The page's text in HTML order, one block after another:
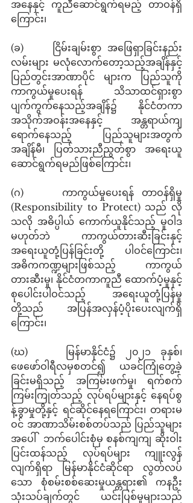
အနေနှင့် ကူညီဆောင်ရွက်ရမည့် တာဝန်ရှိ
ကြောင်း၊
(ခ)     ငြိမ်းချမ်းစွာ အဖြေရှာခြင်းနည်း
လမ်းများ မလုံလောက်တော့သည့်အချိန်နှင့်
ပြည်တွင်းအာဏာပိုင် များက ပြည်သူကို
ကာကွယ်မှုပေးရန် သိသာထင်ရှားစွာ
ပျက်ကွက်နေသည့်အချိန်၌ နိုင်ငံတကာ
အသိုက်အဝန်းအနေနှင့် အန္တရာယ်ကျ
ရောက်နေသည့် ပြည်သူများအတွက်
အချိန်မီ၊ ပြတ်သားညီညွတ်စွာ အရေးယူ
ဆောင်ရွက်ရမည်ဖြစ်ကြောင်း၊
(ဂ)     ကာကွယ်မှုပေးရန် တာဝန်ရှိမှု
(Responsibility to Protect) သည် လို
သလို အဓိပ္ပါယ် ကောက်ယူနိုင်သည့် မူဝါဒ
မဟုတ်ဘဲ ကာကွယ်တားဆီးခြင်းနှင့်
အရေးယူတုံ့ပြန်ခြင်းတို့ ပါဝင်ကြောင်း၊
အဓိကကဏ္ဍများဖြစ်သည့် ကာကွယ်
တားဆီးမှု၊ နိုင်ငံတကာကူညီ ထောက်ပံ့မှုနှင့်
စုပေါင်းပါဝင်သည့် အရေးယူတုံ့ပြန်မှု
တို့သည် အပြန်အလှန်ပံ့ပိုးပေးလျက်ရှိ
ကြောင်း၊
(ဃ)    မြန်မာနိုင်ငံ၌ ၂၀၂၁ ခုနှစ်၊
ဖေဖော်ဝါရီလမှစတင်၍ ယခင်ကြုံတွေ့ခဲ့
ခြင်းမရှိသည့် အကြမ်းဖက်မှု၊ ရက်စက်
ကြမ်းကြုတ်သည့် လုပ်ရပ်များနှင့် နေရပ်စွ
န့်ခွာမှုတို့နှင့် ရင်ဆိုင်နေရကြောင်း၊ တရားမ
ဝင် အာဏာသိမ်းစစ်တပ်သည် ပြည်သူများ
အပေါ်  ဘက်ပေါင်းစုံမှ စနစ်ကျကျ ဆိုးဝါး
ပြင်းထန်သည့် လုပ်ရပ်များ ကျူးလွန်
လျက်ရှိရာ မြန်မာနိုင်ငံဆိုင်ရာ လွတ်လပ်
သော စုံစမ်းစစ်ဆေးမှုယန္တရား၏ ကနဦး
သုံးသပ်ချက်တွင် ယင်းပြစ်မှုများသည်